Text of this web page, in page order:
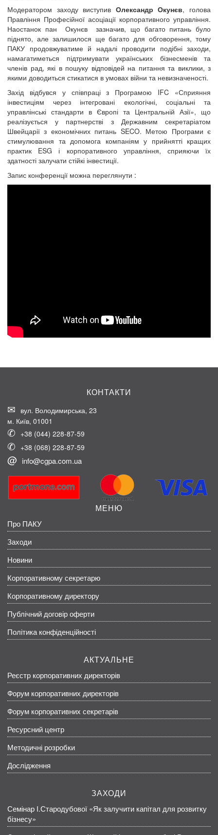
Модератором заходу виступив Олександр Окунєв, голова
Правління Професійної асоціації корпоративного управління.
Наостанок пан Окунєв зазначив, що багато питань було
піднято, але залишилося ще багато для обговорення, тому
ПАКУ продовжуватиме й надалі проводити подібні заходи,
намагатиметься підтримувати українських бізнесменів та
членів рад, які в пошуку відповідей на питання та виклики, з
якими доводиться стикатися в умовах війни та невизначеності.
Захід відбувся у співпраці з Програмою IFC «Сприяння
інвестиціям через інтегровані екологічні, соціальні та
управлінські стандарти в Європі та Центральній Азії», що
реалізується у партнерстві з Державним секретаріатом
Швейцарії з економічних питань SECO. Метою Програми є
стимулювання та допомога компаніям у прийнятті кращих
практик ESG і корпоративного управління, сприяючи їх
здатності залучати стійкі інвестиції.
Запис конференції можна переглянути :
КОНТАКТИ
вул. Володимирська, 23
м. Київ, 01001
+38 (044) 228-87-59
+38 (068) 228-87-59
info@cgpa.com.ua
МЕНЮ
Про ПАКУ
Заходи
Новини
Корпоративному секретарю
Корпоративному директору
Публічний договір оферти
Політика конфіденційності
АКТУАЛЬНЕ
Реєстр корпоративних директорів
Форум корпоративних директорів
Форум корпоративних секретарів
Ресурсний центр
Методичні розробки
Дослідження
ЗАХОДИ
Семінар І.Стародубової «Як залучити капітал для розвитку
бізнесу»